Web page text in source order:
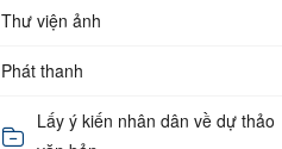
Thư viện ảnh
Phát thanh
Lấy ý kiến nhân dân về dự thảo